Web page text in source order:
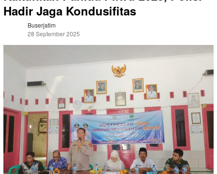
Hadir Jaga Kondusifitas
Buserjatim
28 September 2025